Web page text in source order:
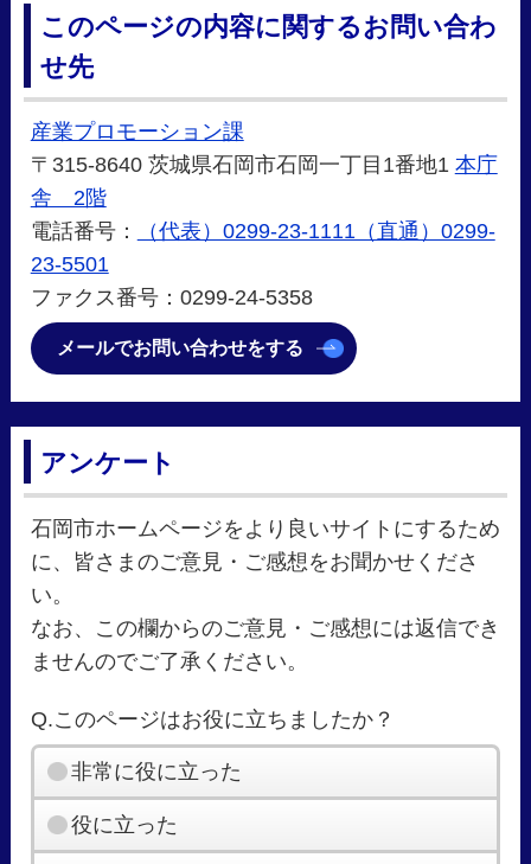
このページの内容に関するお問い合わ
せ先
産業プロモーション課
〒315-8640 茨城県石岡市石岡一丁目1番地1 本庁
舎 2階
電話番号：
（代表）0299-23-1111（直通）0299-
23-5501
ファクス番号：0299-24-5358
メールでお問い合わせをする
アンケート
石岡市ホームページをより良いサイトにするため
に、皆さまのご意見・ご感想をお聞かせくださ
い。
なお、この欄からのご意見・ご感想には返信でき
ませんのでご了承ください。
Q.このページはお役に立ちましたか？
非常に役に立った
役に立った